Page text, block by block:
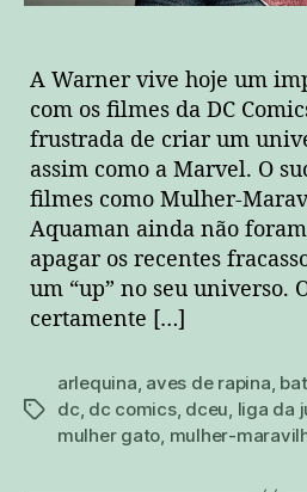
A Warner vive hoje um
com os filmes da DC
frustrada de criar um
assim como a Marvel. O
filmes como Mulher-
Aquaman ainda não
apagar os recentes
um “up” no seu universo.
certamente […]
tags
arlequina, aves de rapina,
dc, dc comics, dceu, liga da
mulher gato, mulher-